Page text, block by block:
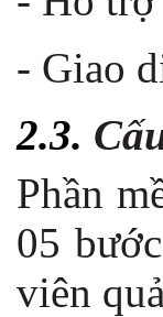
- Giao
2.3.
Phần
05
viên